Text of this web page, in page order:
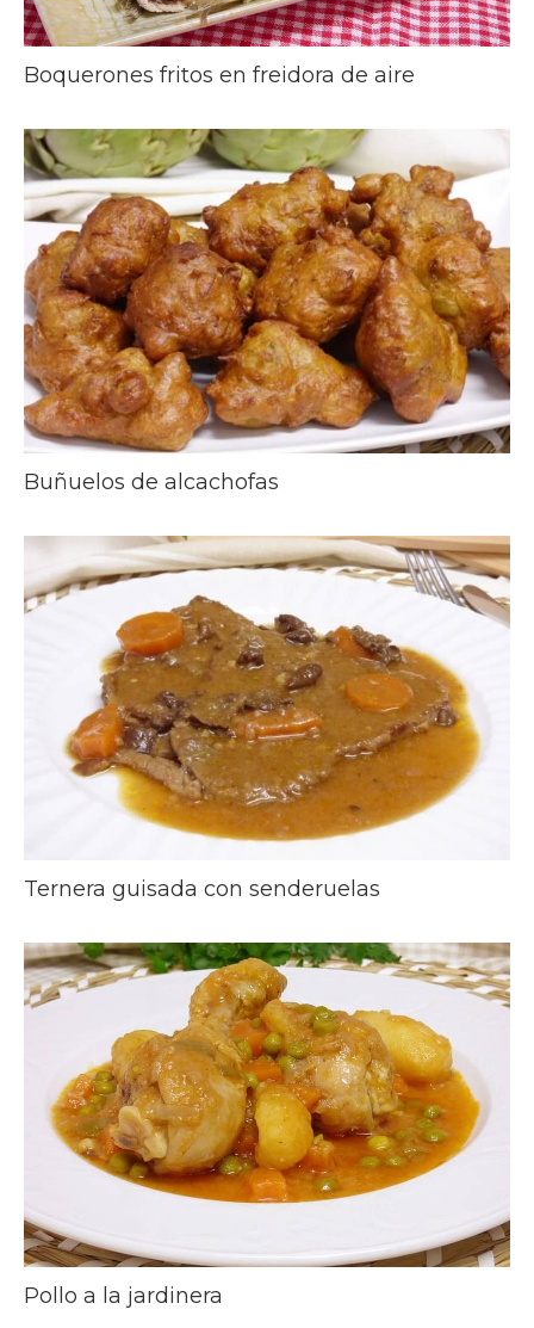
Boquerones fritos en freidora de aire
Buñuelos de alcachofas
Ternera guisada con senderuelas
Pollo a la jardinera